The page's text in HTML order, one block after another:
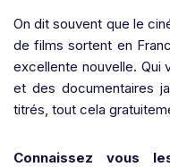
On dit souvent que le
de films sortent en
excellente nouvelle. Qui
et des documentaires
titrés, tout cela
Connaissez vous